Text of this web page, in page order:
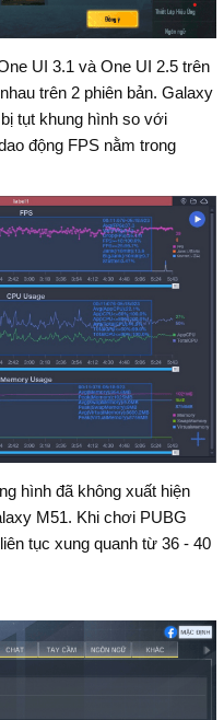
UI 3.1 và One UI 2.5 trên
trên 2 phiên bản. Galaxy
tụt khung hình so với
động FPS nằm trong
hình đã không xuất hiện
M51. Khi chơi PUBG
tục xung quanh từ 36 - 40